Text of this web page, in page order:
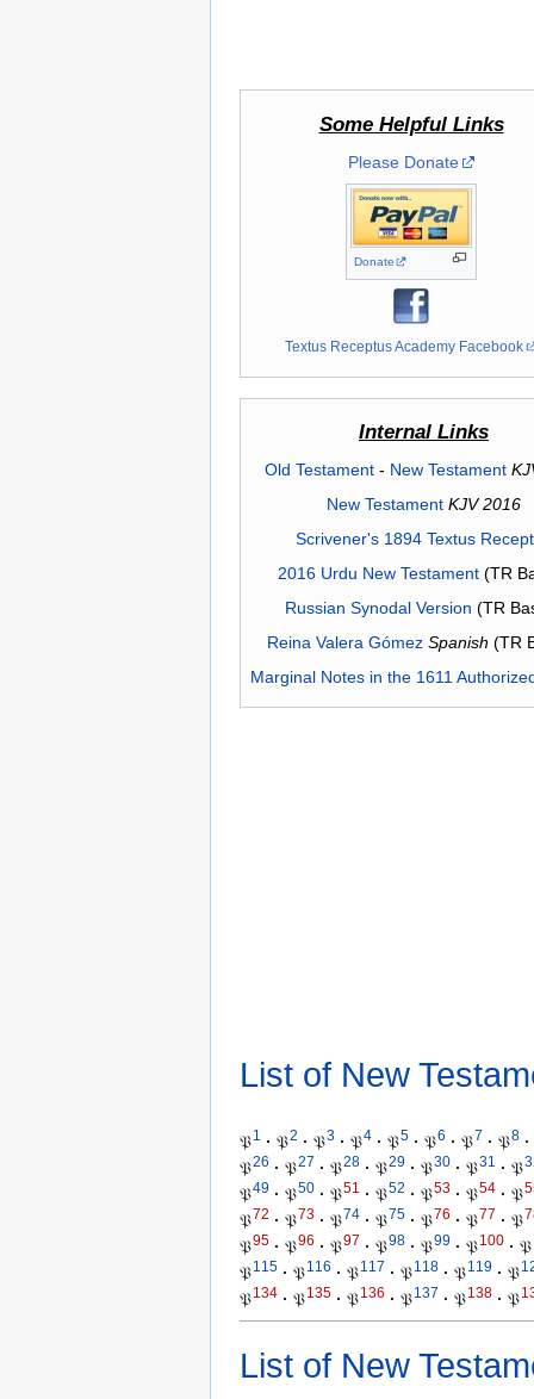
Some Helpful Links
Please Donate
Donate
Textus Receptus Academy Facebook
Internal Links
Old Testament- New Testament
New Testament KJV 2016
Scrivener's 1894 Textus
2016 Urdu New Testament(TR
Russian Synodal Version (TR
Reina Valera Gómez Spanish (TR
Marginal Notes in the 1611
List of New
𝔓1 · 𝔓2 · 𝔓3 · 𝔓4 · 𝔓5 · 𝔓6 · 𝔓7 · 𝔓8 ·
𝔓26 · 𝔓27 · 𝔓28 · 𝔓29 · 𝔓30 · 𝔓31 · 𝔓
𝔓49 · 𝔓50 · 𝔓51 · 𝔓52 · 𝔓53 · 𝔓54 · 𝔓
𝔓72 · 𝔓73 · 𝔓74 · 𝔓75 · 𝔓76 · 𝔓77 · 𝔓
𝔓95 · 𝔓96 · 𝔓97 · 𝔓98 · 𝔓99 · 𝔓100 · 𝔓
𝔓115 · 𝔓116 · 𝔓117 · 𝔓118 · 𝔓119 · 𝔓
𝔓134 · 𝔓135 · 𝔓136 · 𝔓137 · 𝔓138 · 𝔓
List of New